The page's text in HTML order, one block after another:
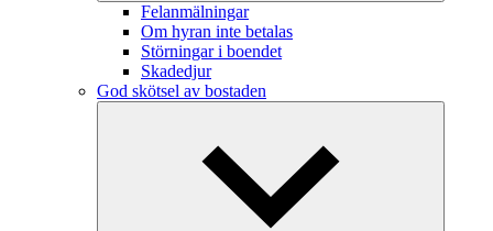
Felanmälningar
Om hyran inte betalas
Störningar i boendet
Skadedjur
God skötsel av bostaden